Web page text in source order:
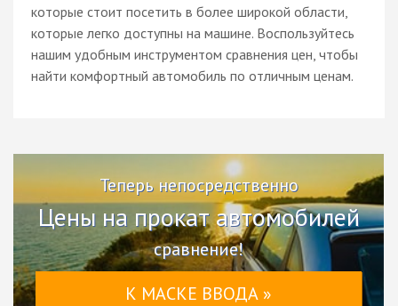
которые стоит посетить в более широкой области,
которые легко доступны на машине. Воспользуйтесь
нашим удобным инструментом сравнения цен, чтобы
найти комфортный автомобиль по отличным ценам.
Теперь непосредственно
Цены на прокат автомобилей
сравнение!
К МАСКЕ ВВОДА »